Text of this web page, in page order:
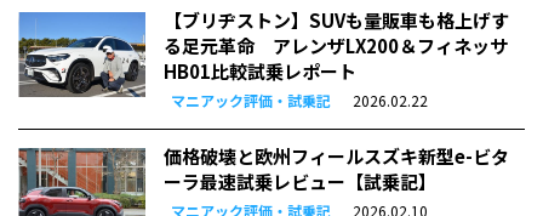
【ブリヂストン】SUVも量販車も格上げす
る足元革命 アレンザLX200＆フィネッサ
HB01比較試乗レポート
マニアック評価・試乗記 2026.02.22
価格破壊と欧州フィール――スズキ新型e-ビタ
ーラ最速試乗レビュー【試乗記】
マニアック評価・試乗記 2026.02.10